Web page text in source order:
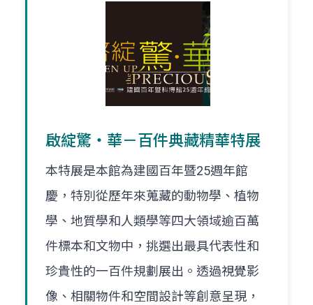
啟綻驚‧華－百件典藏精華特展
本特展是本館為建國百年暨25週年館
慶，特別從歷年來蒐藏的動物學、植物
學、地質學和人類學等四大領域逾百萬
件標本和文物中，挑選出最具代表性和
珍貴性的一百件規劃展出。透過視覺影
像、相關物件和空間設計等創意呈現，